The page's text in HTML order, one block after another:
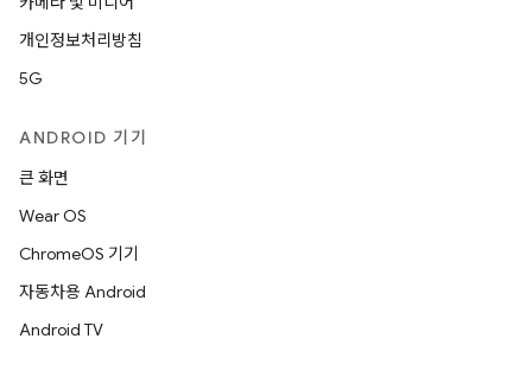
개인정보처리방침
5G
ANDROID 기기
큰 화면
Wear OS
ChromeOS 기기
자동차용 Android
Android TV